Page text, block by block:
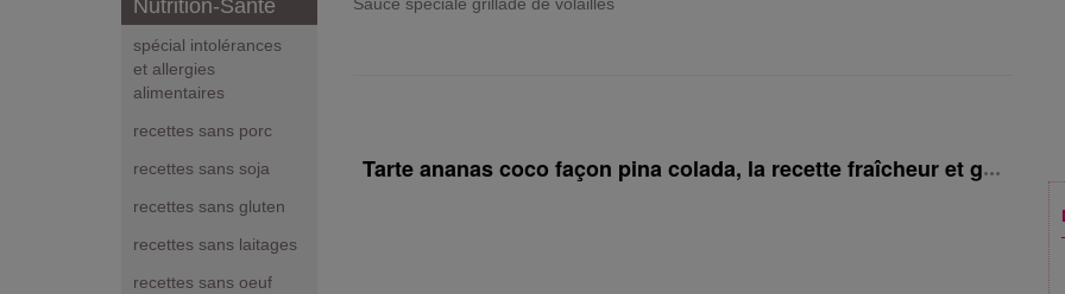
Nutrition-Santé
spécial intolérances
et allergies
alimentaires
recettes sans porc
recettes sans soja
recettes sans gluten
recettes sans laitages
recettes sans oeuf
Tarte ananas coco façon pina colada, la recette fraîcheur et